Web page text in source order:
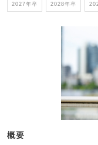
2027年卒 2028年卒
概要